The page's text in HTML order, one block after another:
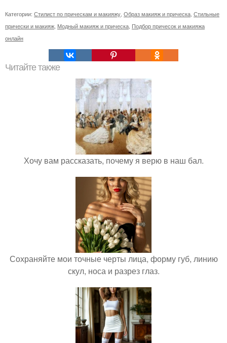
Категории: Стилист по прическам и макияжу Образ макияж и прическа Стильные
прически и макияж Модный макияж и прическа Подбор причесок и макияжа
онлайн
Читайте также
Хочу вам рассказать, почему я верю в наш бал.
Сохраняйте мои точные черты лица, форму губ, линию
скул, носа и разрез глаз.